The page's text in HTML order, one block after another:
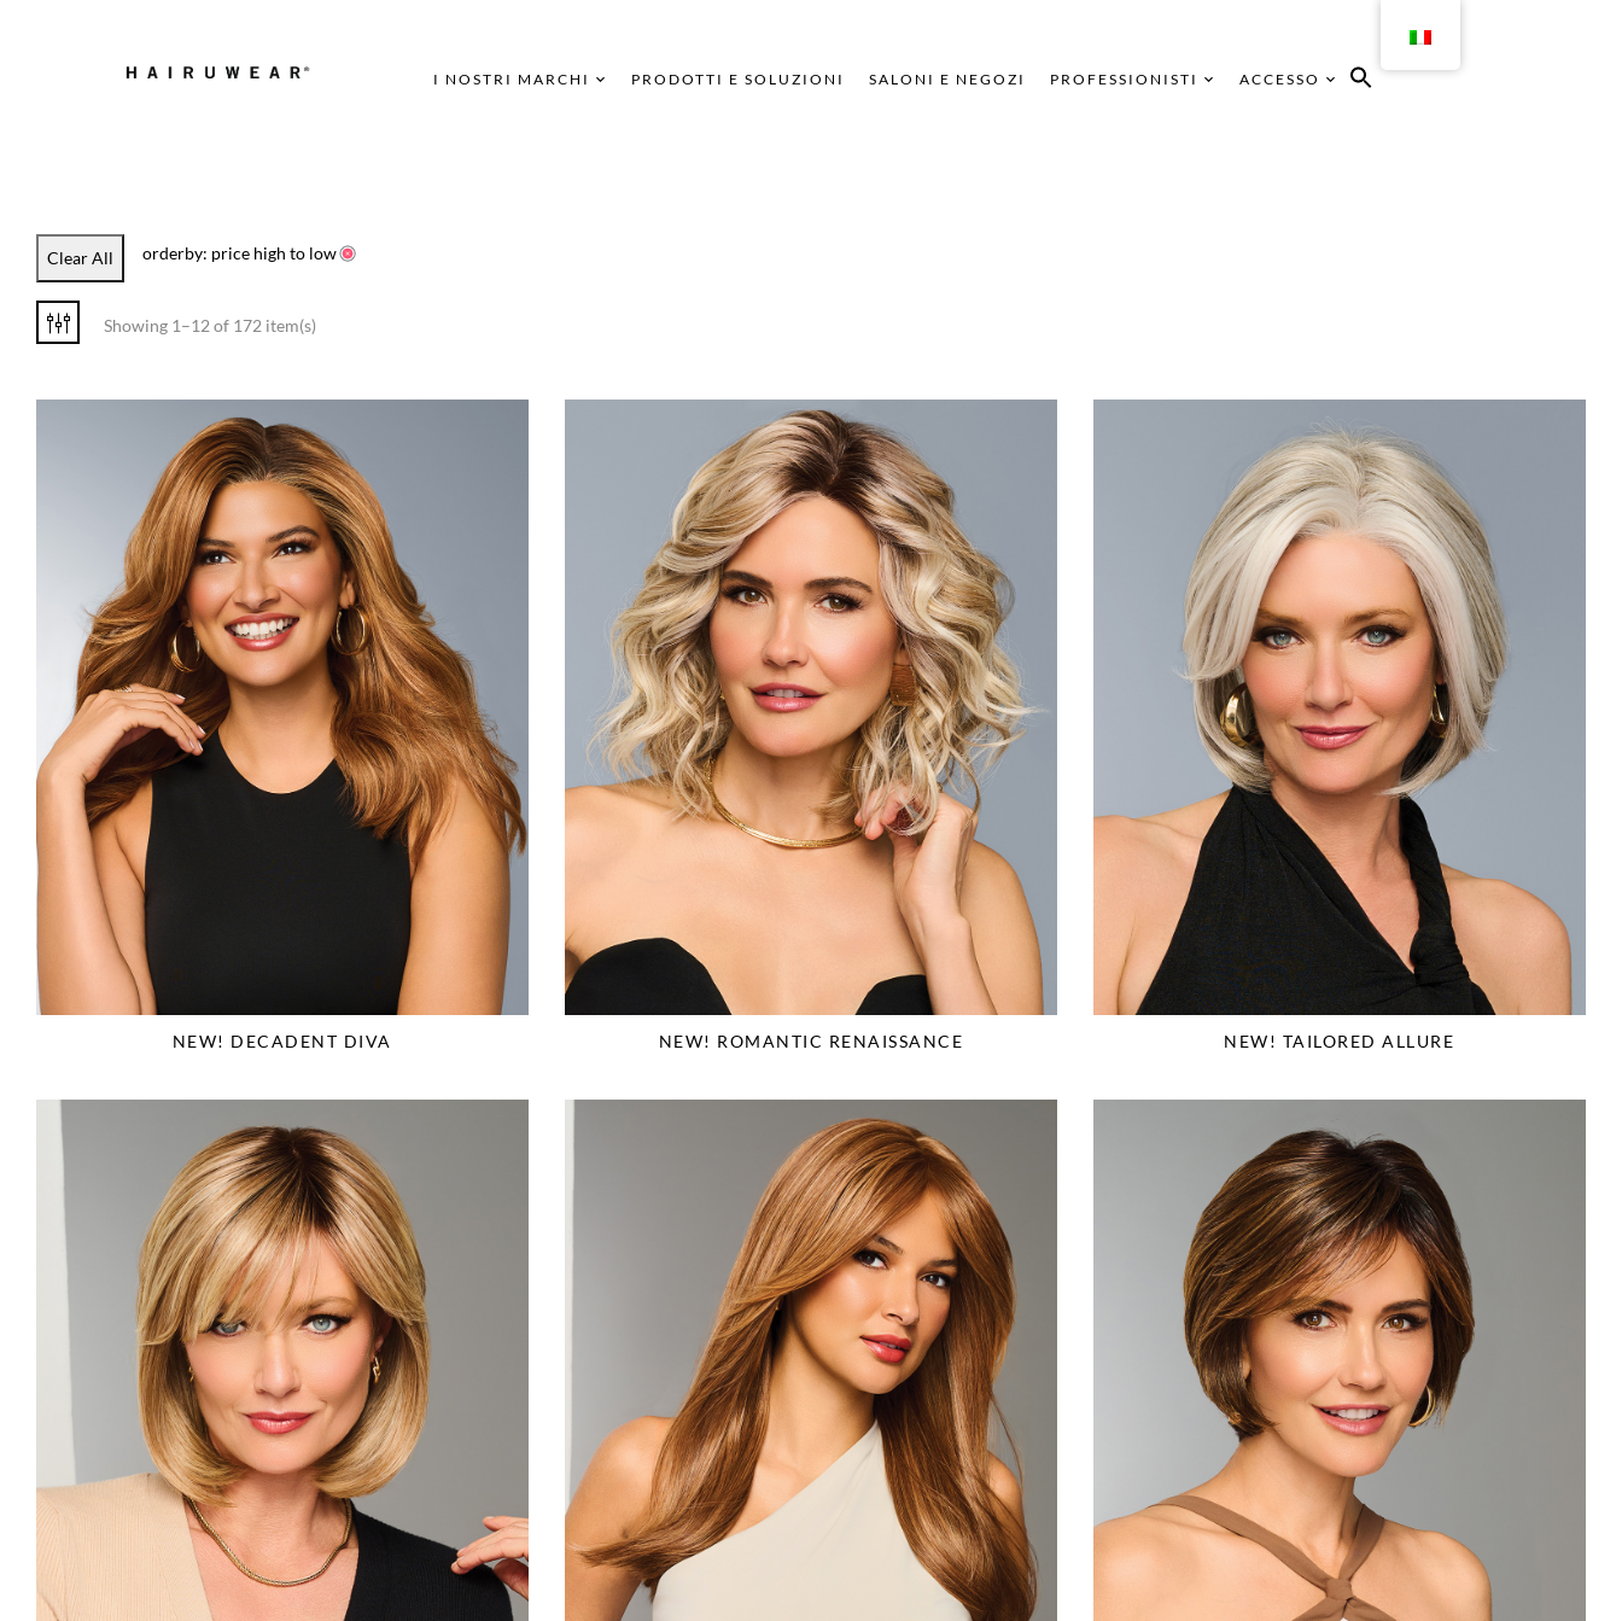
I NOSTRI MARCHI PRODOTTI E SOLUZIONI SALONI E NEGOZI PROFESSIONISTI ACCESSO
Clear All orderby: price high to low
Showing 1–12 of 172 item(s)
NEW! DECADENT DIVA NEW! ROMANTIC RENAISSANCE NEW! TAILORED ALLURE